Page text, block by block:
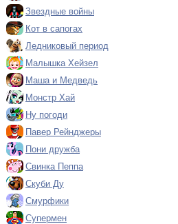
Звездные войны
Кот в сапогах
Ледниковый период
Малышка Хейзел
Маша и Медведь
Монстр Хай
Ну погоди
Павер Рейнджеры
Пони дружба
Свинка Пеппа
Скуби Ду
Смурфики
Супермен